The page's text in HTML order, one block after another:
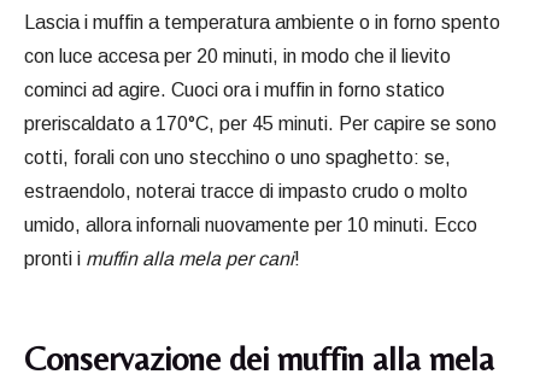
Lascia i muffin a temperatura ambiente o in forno spento
con luce accesa per 20 minuti, in modo che il lievito
cominci ad agire. Cuoci ora i muffin in forno statico
preriscaldato a 170°C, per 45 minuti. Per capire se sono
cotti, forali con uno stecchino o uno spaghetto: se,
estraendolo, noterai tracce di impasto crudo o molto
umido, allora infornali nuovamente per 10 minuti. Ecco
pronti i muffin alla mela per cani!
Conservazione dei muffin alla mela